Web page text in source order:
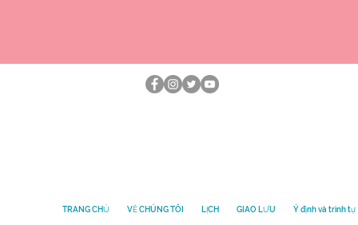
TRANG CHỦ VỀ CHÚNG TÔI LỊCH GIAO LƯU Ý định và trình tự